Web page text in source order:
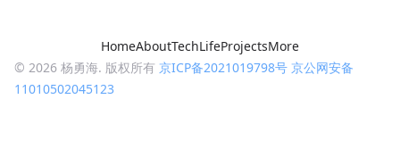
HomeAboutTechLifeProjectsMore
© 2026 杨勇海. 版权所有 京ICP备2021019798号 京公网安备
11010502045123